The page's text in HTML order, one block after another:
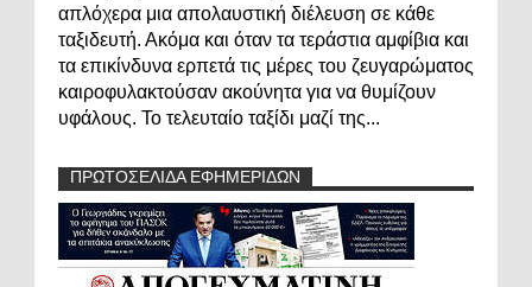
απλόχερα μια απολαυστική διέλευση σε κάθε
ταξιδευτή. Ακόμα και όταν τα τεράστια αμφίβια και
τα επικίνδυνα ερπετά τις μέρες του ζευγαρώματος
καιροφυλακτούσαν ακούνητα για να θυμίζουν
υφάλους. Το τελευταίο ταξίδι μαζί της...
ΠΡΩΤΟΣΕΛΙΔΑ ΕΦΗΜΕΡΙΔΩΝ